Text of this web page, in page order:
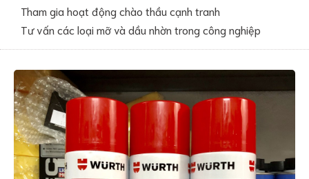
Tham gia hoạt động chào thầu cạnh tranh
Tư vấn các loại mỡ và dầu nhờn trong công nghiệp